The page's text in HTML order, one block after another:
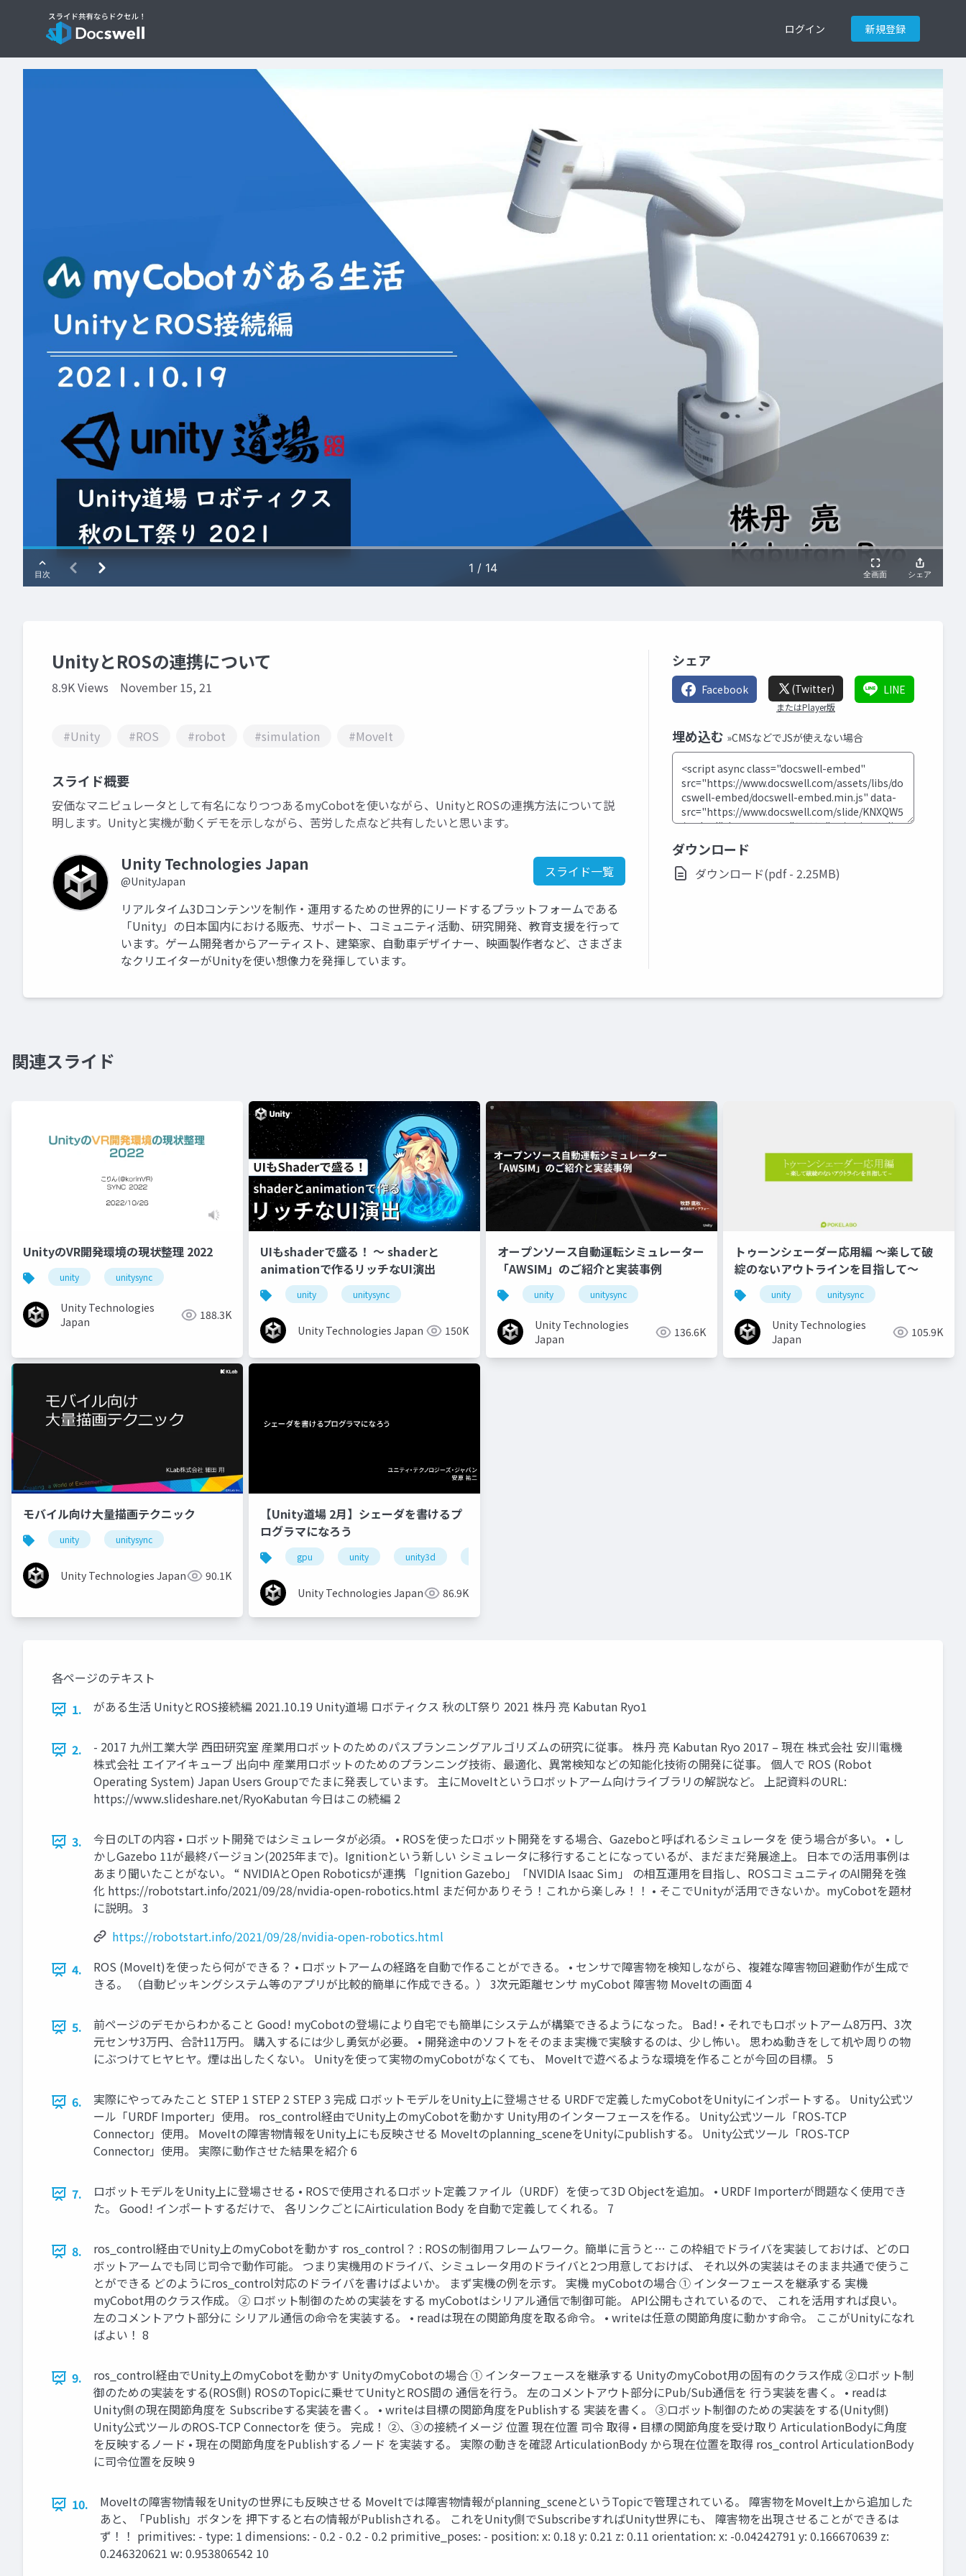
ログイン 新規登録
UnityとROSの連携について
8.9K Views November 15, 21
#Unity #ROS #robot #simulation #MoveIt
スライド概要
安価なマニピュレータとして有名になりつつあるmyCobotを使いながら、UnityとROSの連携方法について説
明します。Unityと実機が動くデモを示しながら、苦労した点など共有したいと思います。
Unity Technologies Japan
@UnityJapan
スライド一覧
リアルタイム3Dコンテンツを制作・運用するための世界的にリードするプラットフォームである
「Unity」の日本国内における販売、サポート、コミュニティ活動、研究開発、教育支援を行って
います。ゲーム開発者からアーティスト、建築家、自動車デザイナー、映画製作者など、さまざま
なクリエイターがUnityを使い想像力を発揮しています。
シェア
Facebook (Twitter)
またはPlayer版
LINE
埋め込む »CMSなどでJSが使えない場合
ダウンロード
ダウンロード(pdf - 2.25MB)
関連スライド
UnityのVR開発環境の現状整理 2022
unity unitysync
Unity Technologies
Japan
188.3K
UIもshaderで盛る！ 〜 shaderと
animationで作るリッチなUI演出
unity unitysync
Unity Technologies Japan 150K
オープンソース自動運転シミュレーター
「AWSIM」のご紹介と実装事例
unity unitysync
Unity Technologies
Japan
136.6K
トゥーンシェーダー応用編 ～楽して破
綻のないアウトラインを目指して～
unity unitysync
Unity Technologies
Japan
105.9K
モバイル向け大量描画テクニック
unity unitysync
Unity Technologies Japan 90.1K
【Unity道場 2月】シェーダを書けるプ
ログラマになろう
gpu unity unity3d
Unity Technologies Japan 86.9K
各ページのテキスト
1.
がある生活 UnityとROS接続編 2021.10.19 Unity道場 ロボティクス 秋のLT祭り 2021 株丹 亮 Kabutan Ryo1
2.
- 2017 九州工業大学 西田研究室 産業用ロボットのためのパスプランニングアルゴリズムの研究に従事。 株丹 亮 Kabutan Ryo 2017 – 現在 株式会社 安川電機
株式会社 エイアイキューブ 出向中 産業用ロボットのためのプランニング技術、最適化、異常検知などの知能化技術の開発に従事。 個人で ROS (Robot
Operating System) Japan Users Groupでたまに発表しています。 主にMoveItというロボットアーム向けライブラリの解説など。 上記資料のURL:
https://www.slideshare.net/RyoKabutan 今日はこの続編 2
3.
今日のLTの内容 • ロボット開発ではシミュレータが必須。 • ROSを使ったロボット開発をする場合、Gazeboと呼ばれるシミュレータを 使う場合が多い。 • し
かしGazebo 11が最終バージョン(2025年まで)。Ignitionという新しい シミュレータに移行することになっているが、まだまだ発展途上。 日本での活用事例は
あまり聞いたことがない。 “ NVIDIAとOpen Roboticsが連携 「Ignition Gazebo」「NVIDIA Isaac Sim」 の相互運用を目指し、ROSコミュニティのAI開発を強
化 https://robotstart.info/2021/09/28/nvidia-open-robotics.html まだ何かありそう！これから楽しみ！！ • そこでUnityが活用できないか。myCobotを題材
に説明。 3
https://robotstart.info/2021/09/28/nvidia-open-robotics.html
4.
ROS (MoveIt)を使ったら何ができる？ • ロボットアームの経路を自動で作ることができる。 • センサで障害物を検知しながら、複雑な障害物回避動作が生成で
きる。 （自動ピッキングシステム等のアプリが比較的簡単に作成できる。） 3次元距離センサ myCobot 障害物 MoveItの画面 4
5.
前ページのデモからわかること Good! myCobotの登場により自宅でも簡単にシステムが構築できるようになった。 Bad! • それでもロボットアーム8万円、3次
元センサ3万円、合計11万円。 購入するには少し勇気が必要。 • 開発途中のソフトをそのまま実機で実験するのは、少し怖い。 思わぬ動きをして机や周りの物
にぶつけてヒヤヒヤ。煙は出したくない。 Unityを使って実物のmyCobotがなくても、 MoveItで遊べるような環境を作ることが今回の目標。 5
6.
実際にやってみたこと STEP 1 STEP 2 STEP 3 完成 ロボットモデルをUnity上に登場させる URDFで定義したmyCobotをUnityにインポートする。 Unity公式ツ
ール「URDF Importer」使用。 ros_control経由でUnity上のmyCobotを動かす Unity用のインターフェースを作る。 Unity公式ツール「ROS-TCP
Connector」使用。 MoveItの障害物情報をUnity上にも反映させる MoveItのplanning_sceneをUnityにpublishする。 Unity公式ツール「ROS-TCP
Connector」使用。 実際に動作させた結果を紹介 6
7.
ロボットモデルをUnity上に登場させる • ROSで使用されるロボット定義ファイル（URDF）を使って3D Objectを追加。 • URDF Importerが問題なく使用でき
た。 Good! インポートするだけで、 各リンクごとにAirticulation Body を自動で定義してくれる。 7
8.
ros_control経由でUnity上のmyCobotを動かす ros_control？ : ROSの制御用フレームワーク。簡単に言うと… この枠組でドライバを実装しておけば、どのロ
ボットアームでも同じ司令で動作可能。 つまり実機用のドライバ、シミュレータ用のドライバと2つ用意しておけば、 それ以外の実装はそのまま共通で使うこ
とができる どのようにros_control対応のドライバを書けばよいか。 まず実機の例を示す。 実機 myCobotの場合 ① インターフェースを継承する 実機
myCobot用のクラス作成。 ② ロボット制御のための実装をする myCobotはシリアル通信で制御可能。 API公開もされているので、 これを活用すれば良い。
左のコメントアウト部分に シリアル通信の命令を実装する。 • readは現在の関節角度を取る命令。 • writeは任意の関節角度に動かす命令。 ここがUnityになれ
ばよい！ 8
9.
ros_control経由でUnity上のmyCobotを動かす UnityのmyCobotの場合 ① インターフェースを継承する UnityのmyCobot用の固有のクラス作成 ②ロボット制
御のための実装をする(ROS側) ROSのTopicに乗せてUnityとROS間の 通信を行う。 左のコメントアウト部分にPub/Sub通信を 行う実装を書く。 • readは
Unity側の現在関節角度を Subscribeする実装を書く。 • writeは目標の関節角度をPublishする 実装を書く。 ③ロボット制御のための実装をする(Unity側)
Unity公式ツールのROS-TCP Connectorを 使う。 完成！ ②、③の接続イメージ 位置 現在位置 司令 取得 • 目標の関節角度を受け取り ArticulationBodyに角度
を反映するノード • 現在の関節角度をPublishするノード を実装する。 実際の動きを確認 ArticulationBody から現在位置を取得 ros_control ArticulationBody
に司令位置を反映 9
10.
MoveItの障害物情報をUnityの世界にも反映させる MoveItでは障害物情報がplanning_sceneというTopicで管理されている。 障害物をMoveIt上から追加した
あと、「Publish」ボタンを 押下すると右の情報がPublishされる。 これをUnity側でSubscribeすればUnity世界にも、 障害物を出現させることができるは
ず！！ primitives: - type: 1 dimensions: - 0.2 - 0.2 - 0.2 primitive_poses: - position: x: 0.18 y: 0.21 z: 0.11 orientation: x: -0.04242791 y: 0.166670639 z:
0.246320621 w: 0.953806542 10